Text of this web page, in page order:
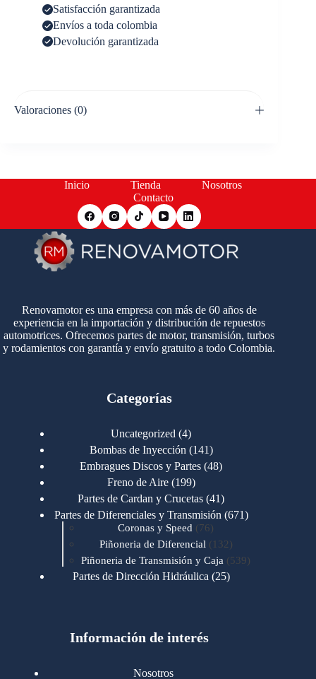
Satisfacción garantizada
Envíos a toda colombia
Devolución garantizada
Valoraciones (0)
Inicio Tienda
Nosotros
Contacto
Renovamotor es una empresa con más de 60 años de
experiencia en la importación y distribución de repuestos
automotrices. Ofrecemos partes de motor, transmisión, turbos
y rodamientos con garantía y envío gratuito a todo Colombia.
Categorías
Uncategorized 44
productos
Bombas de Inyección 141141
productos
Embragues Discos y Partes 4848
Freno de Aire 199199
productos
Partes de Cardan y Crucetas 4141
productos
Partes de Diferenciales y Transmisión 671671
Coronas y Speed 7676
productos
Piñoneria de Diferencial 132 132
productos
Piñoneria de Transmisión y Caja 539539
Partes de Dirección Hidráulica 2525
Motores Cummins 723
Información de interés
Nosotros